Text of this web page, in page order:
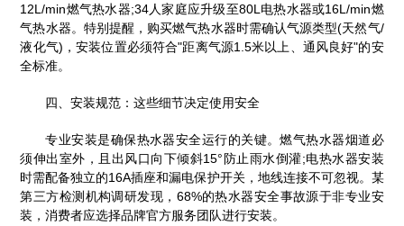
12L/min燃气热水器;34人家庭应升级至80L电热水器或16L/min燃
气热水器。特别提醒，购买燃气热水器时需确认气源类型(天然气/
液化气)，安装位置必须符合"距离气源1.5米以上、通风良好"的安
全标准。
四、安装规范：这些细节决定使用安全
专业安装是确保热水器安全运行的关键。燃气热水器烟道必
须伸出室外，且出风口向下倾斜15°防止雨水倒灌;电热水器安装
时需配备独立的16A插座和漏电保护开关，地线连接不可忽视。某
第三方检测机构调研发现，68%的热水器安全事故源于非专业安
装，消费者应选择品牌官方服务团队进行安装。